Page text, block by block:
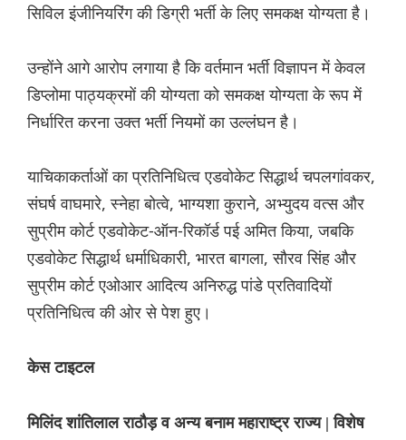
सिविल इंजीनियरिंग की डिग्री भर्ती के लिए समकक्ष योग्यता है।
उन्होंने आगे आरोप लगाया है कि वर्तमान भर्ती विज्ञापन में केवल
डिप्लोमा पाठ्यक्रमों की योग्यता को समकक्ष योग्यता के रूप में
निर्धारित करना उक्त भर्ती नियमों का उल्लंघन है।
याचिकाकर्ताओं का प्रतिनिधित्व एडवोकेट सिद्धार्थ चपलगांवकर,
संघर्ष वाघमारे, स्नेहा बोत्वे, भाग्यशा कुराने, अभ्युदय वत्स और
सुप्रीम कोर्ट एडवोकेट-ऑन-रिकॉर्ड पई अमित किया, जबकि
एडवोकेट सिद्धार्थ धर्माधिकारी, भारत बागला, सौरव सिंह और
सुप्रीम कोर्ट एओआर आदित्य अनिरुद्ध पांडे प्रतिवादियों
प्रतिनिधित्व की ओर से पेश हुए।
केस टाइटल
मिलिंद शांतिलाल राठौड़ व अन्य बनाम महाराष्ट्र राज्य | विशेष